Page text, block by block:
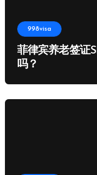
998visa
菲律宾养老签证
吗？